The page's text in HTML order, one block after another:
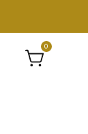
0